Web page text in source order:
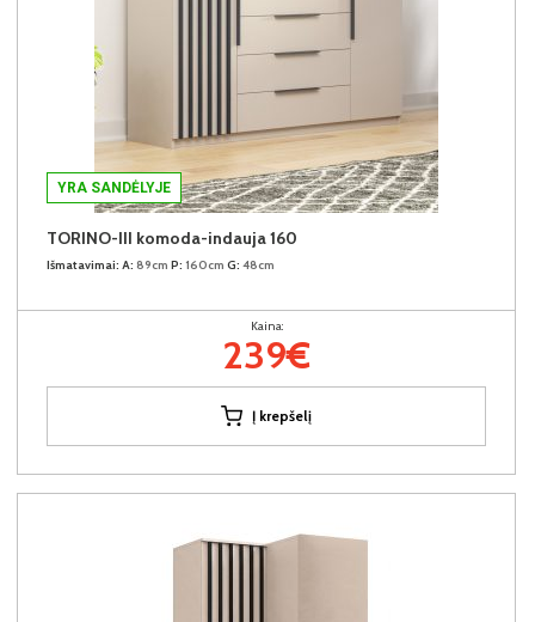
YRA SANDĖLYJE
TORINO-III komoda-indauja 160
Išmatavimai: A: 89cm P: 160cm G: 48cm
Kaina:
239€
Į krepšelį